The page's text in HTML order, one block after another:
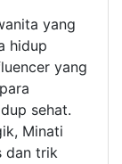
yang
hidup
yang
sehat.
Minati
dan trik